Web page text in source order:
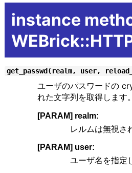
instance
get_passwd(realm, user,
ユーザのパスワードの
れた文字列を取得します。
[PARAM] realm:
レルムは無視さ
[PARAM] user:
ユーザ名を指定